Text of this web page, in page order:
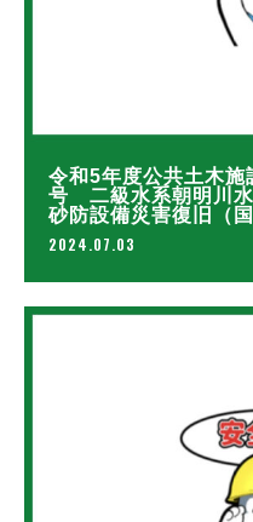
令和5年度公共土木
号 二級水系朝明川
砂防設備災害復旧（
2024.07.03